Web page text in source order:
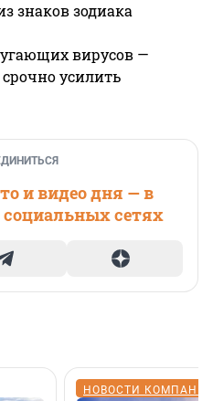
знаков зодиака
вирусов —
усилить
и видео дня — в
сетях
НОВОСТИ